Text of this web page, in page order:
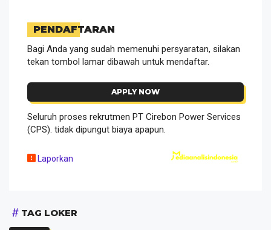
PENDAFTARAN
Bagi Anda yang sudah memenuhi persyaratan, silakan
tekan tombol lamar dibawah untuk mendaftar.
APPLY NOW
Seluruh proses rekrutmen PT Cirebon Power Services
(CPS). tidak dipungut biaya apapun.
Laporkan
TAG LOKER